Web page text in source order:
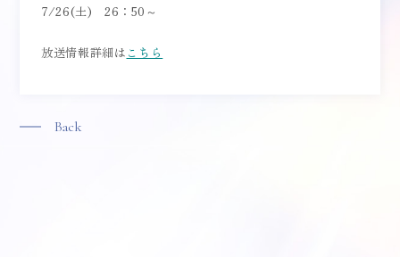
7/26(土) 26：50～
放送情報詳細は こちら
Back